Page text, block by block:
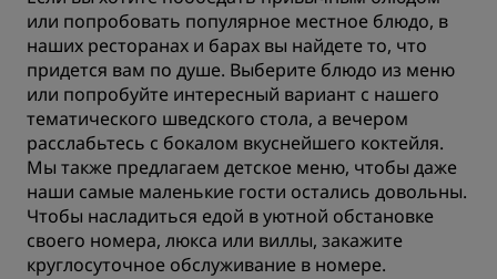
или попробовать популярное местное блюдо, в
наших ресторанах и барах вы найдете то, что
придется вам по душе. Выберите блюдо из меню
или попробуйте интересный вариант c нашего
тематического шведского стола, а вечером
расслабьтесь с бокалом вкуснейшего коктейля.
Мы также предлагаем детское меню, чтобы даже
наши самые маленькие гости остались довольны.
Чтобы насладиться едой в уютной обстановке
своего номера, люкса или виллы, закажите
круглосуточное обслуживание в номере.